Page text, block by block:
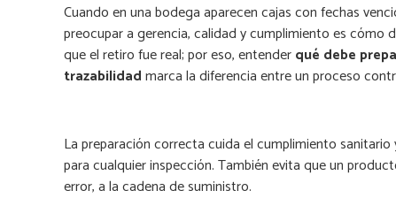
Cuando en una bodega aparecen cajas con fechas
preocupar a gerencia, calidad y cumplimiento es cómo
que el retiro fue real; por eso, entenderqué debe
trazabilidadmarca la diferencia entre un proceso
La preparación correcta cuida el cumplimiento
para cualquier inspección. También evita que un
error, a la cadena de suministro.